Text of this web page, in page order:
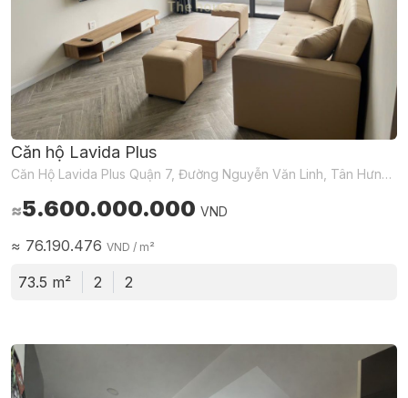
Căn hộ Lavida Plus
Căn Hộ Lavida Plus Quận 7, Đường Nguyễn Văn Linh, Tân Hưng, Hồ Chí Minh, Việt Nam
≈5.600.000.000 VND
≈ 76.190.476 VND / m²
73.5 m² 2 2